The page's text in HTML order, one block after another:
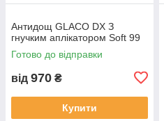
Антидощ GLACO DX З
гнучким аплікатором Soft 99
Готово до відправки
від 970 ₴
Купити